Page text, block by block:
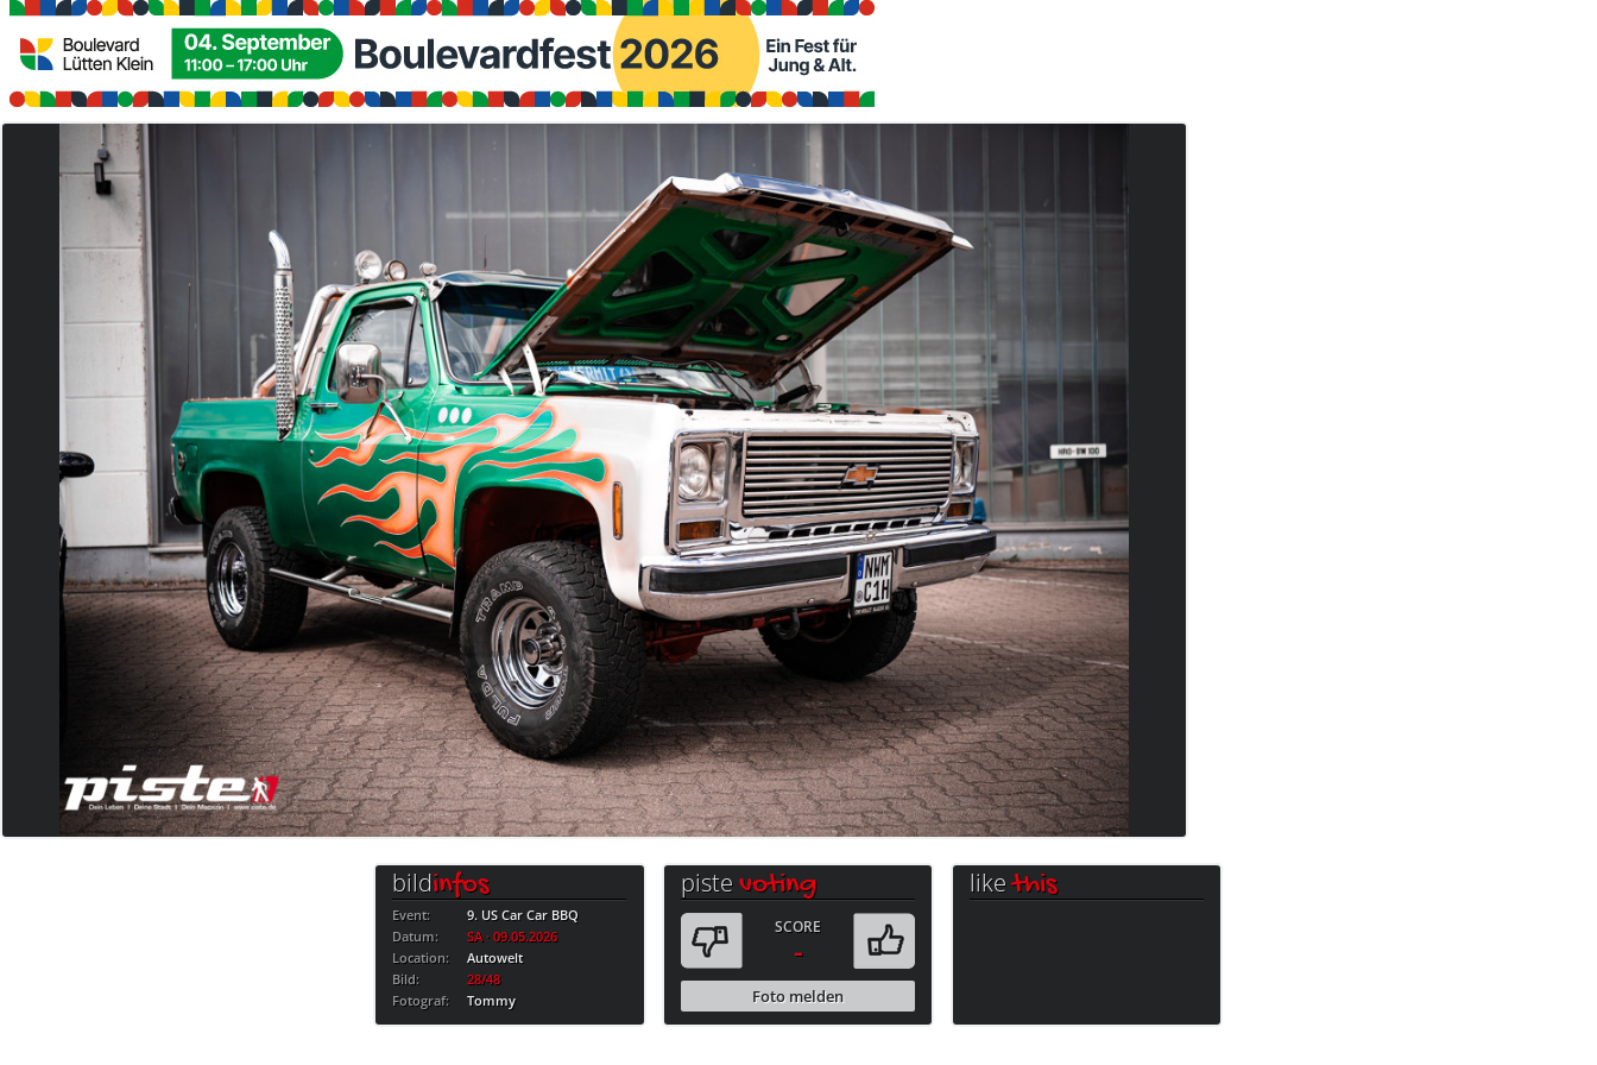
bildinfos
Event:
9. US Car Car BBQ
Datum:
SA · 09.05.2026
Location:
Autowelt
Bild:
28/48
Fotograf:
Tommy
pistevoting
SCORE
-
Foto melden
likethis